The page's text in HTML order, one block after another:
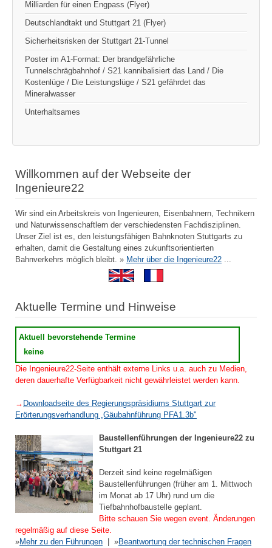
Milliarden für einen Engpass (Flyer)
Deutschlandtakt und Stuttgart 21 (Flyer)
Sicherheitsrisken der Stuttgart 21-Tunnel
Poster im A1-Format: Der brandgefährliche
Tunnelschrägbahnhof / S21 kannibalisiert das Land / Die
Kostenlüge / Die Leistungslüge / S21 gefährdet das
Mineralwasser
Unterhaltsames
Willkommen auf der Webseite der
Ingenieure22
Wir sind ein Arbeitskreis von Ingenieuren, Eisenbahnern, Technikern
und Naturwissenschaftlern der verschiedensten Fachdisziplinen.
Unser Ziel ist es, den leistungsfähigen Bahnknoten Stuttgarts zu
erhalten, damit die Gestaltung eines zukunftsorientierten
Bahnverkehrs möglich bleibt. » Mehr über die Ingenieure22
Aktuelle Termine und Hinweise
Aktuell bevorstehende Termine
keine
Die Ingenieure22-Seite enthält externe Links u.a. auch zu Medien,
deren dauerhafte Verfügbarkeit nicht gewährleistet werden kann.
→ Downloadseite des Regierungspräsidiums Stuttgart zur
Erörterungsverhandlung „Gäubahnführung PFA1.3b"
Baustellenführungen der Ingenieure22 zu
Stuttgart 21
Derzeit sind keine regelmäßigen
Baustellenführungen (früher am 1. Mittwoch
im Monat ab 17 Uhr) rund um die
Tiefbahnhofbaustelle geplant.
Bitte schauen Sie wegen event. Änderungen
regelmäßig auf diese Seite.
»Mehr zu den Führungen | »Beantwortung der technischen Fragen